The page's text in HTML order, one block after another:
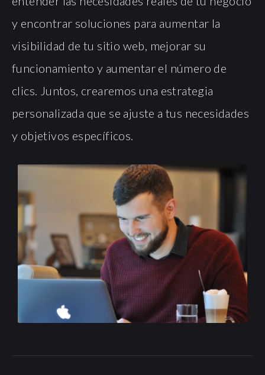
y encontrar soluciones para aumentar la
visibilidad de tu sitio web, mejorar su
funcionamiento y aumentar el número de
clics. Juntos, crearemos una estrategia
personalizada que se ajuste a tus necesidades
y objetivos específicos.